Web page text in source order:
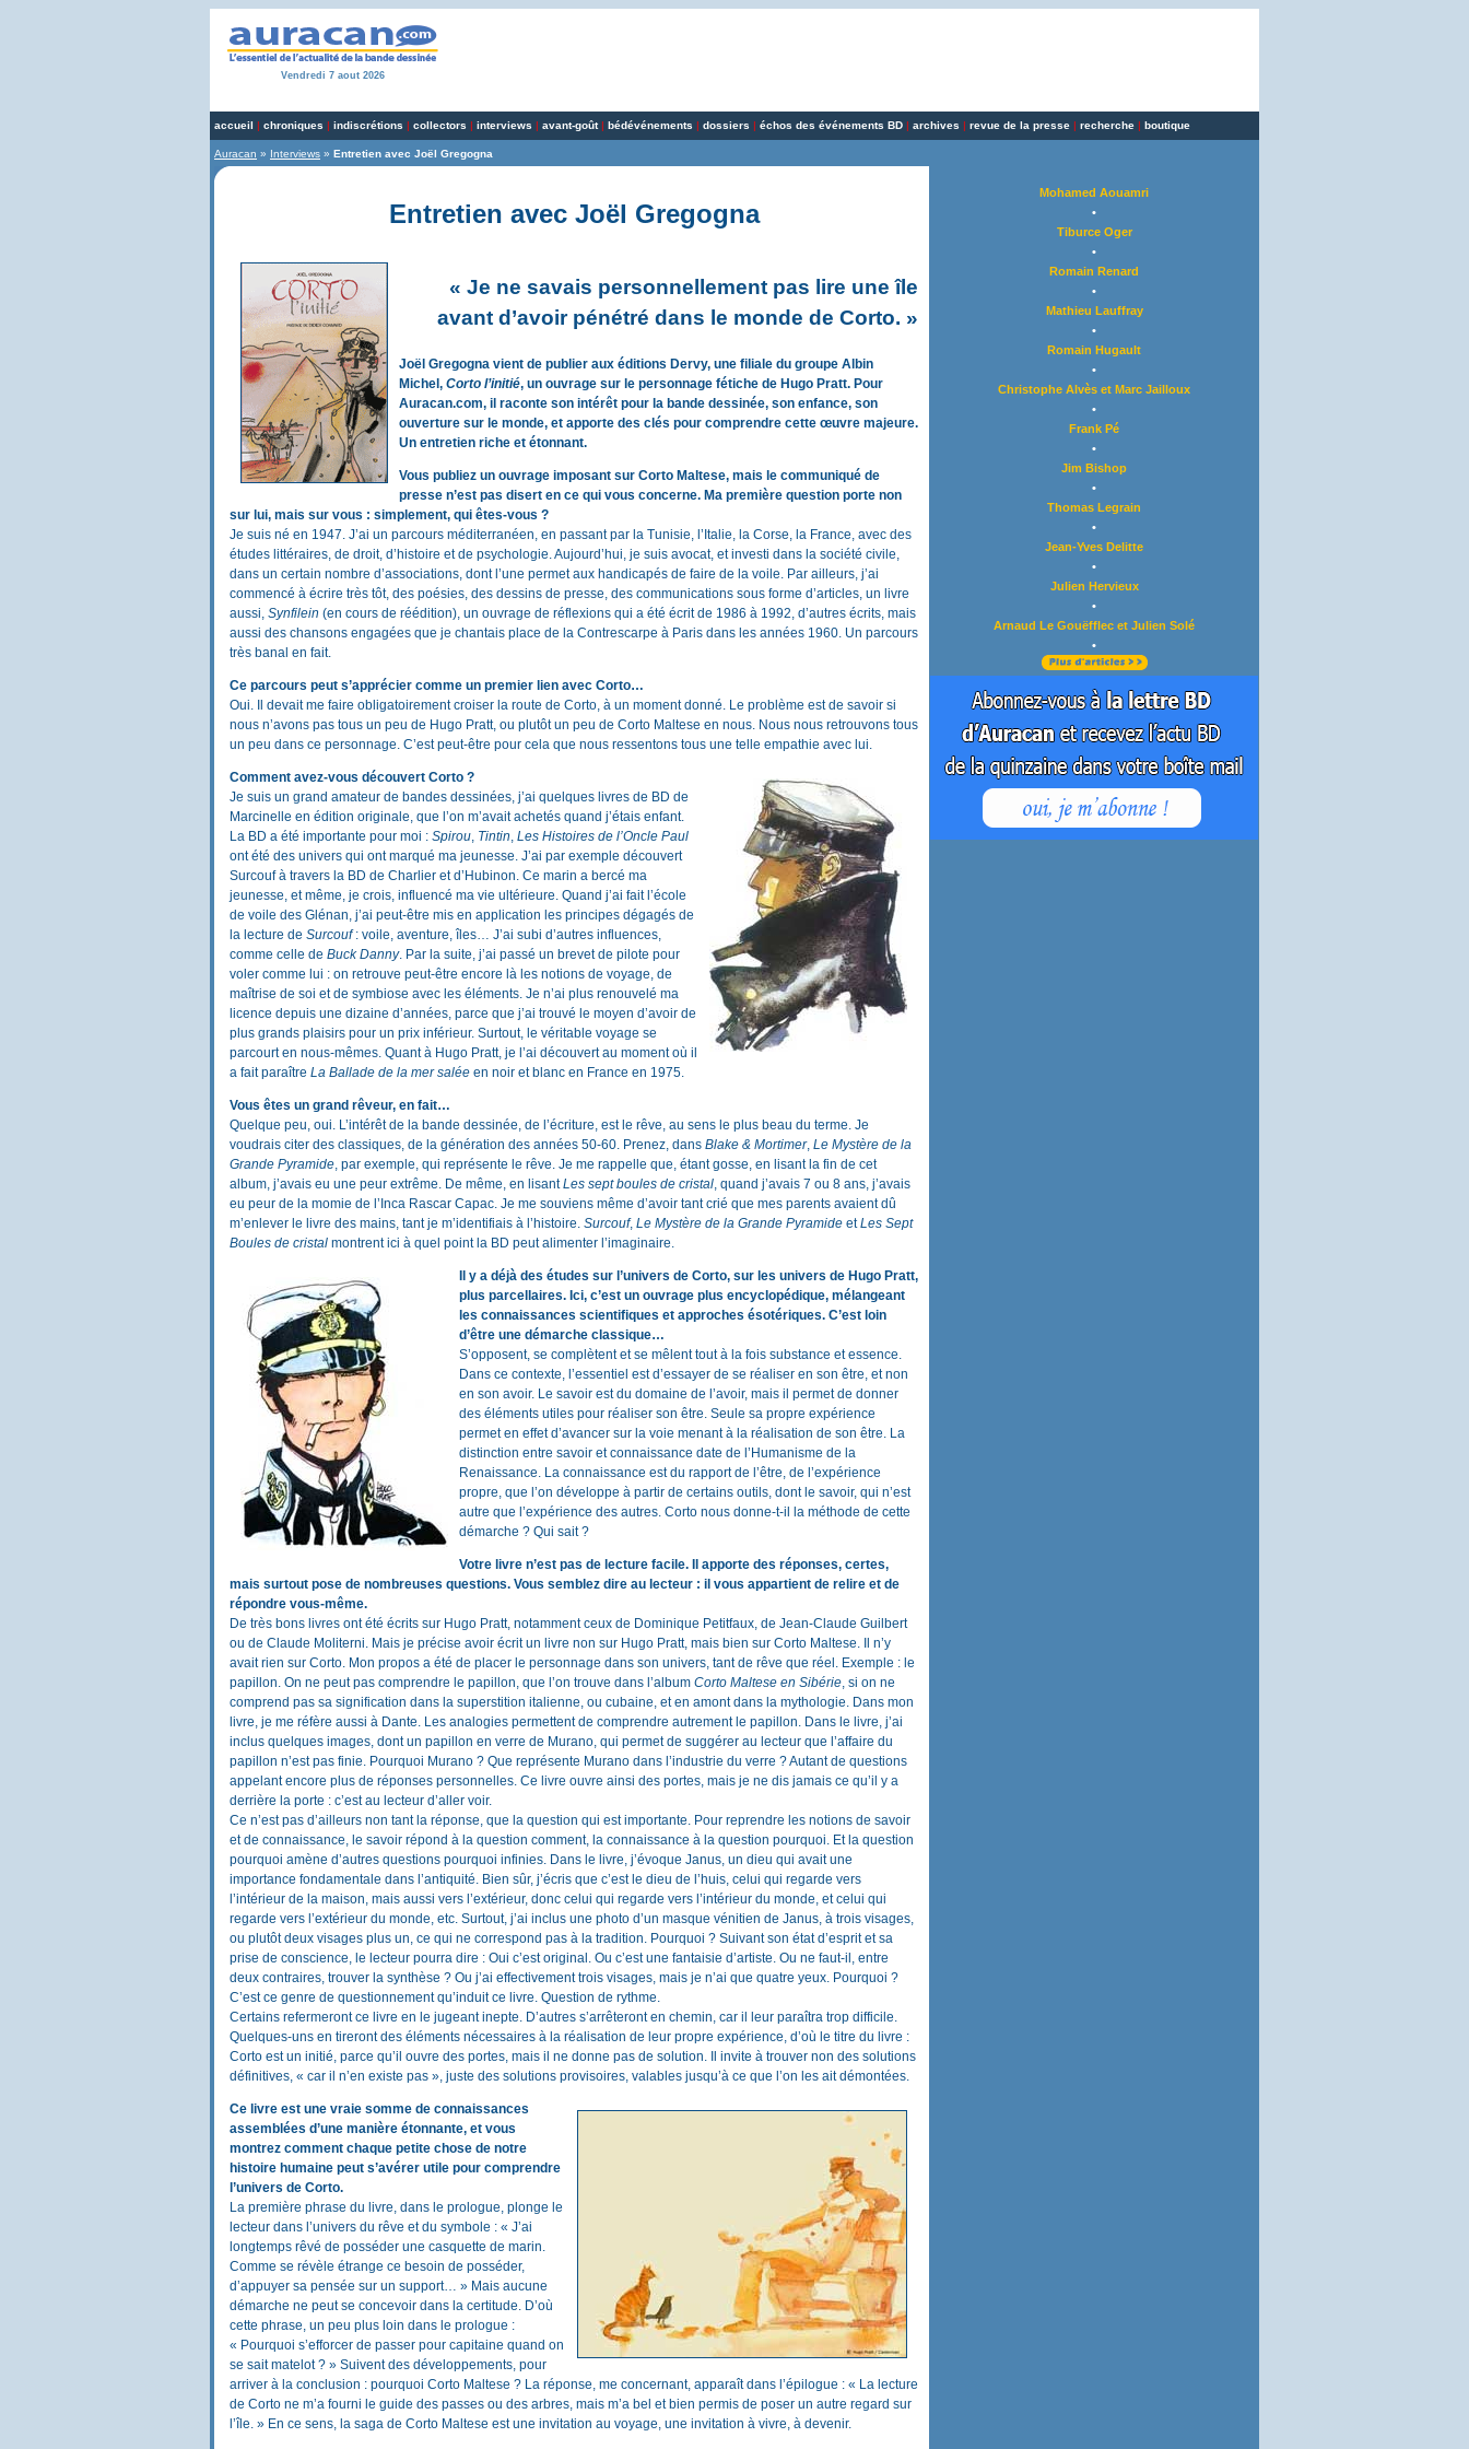
Vendredi 7 aout 2026
accueil | chroniques | indiscrétions | collectors | interviews | avant-goût| bédévénements | dossiers | échos des événements BD | archives | revue de la presse | recherche | boutique
Auracan » Interviews » Entretien avec Joël Gregogna
Entretien avec Joël Gregogna
« Je ne savais personnellement pas lire une île
avant d’avoir pénétré dans le monde de Corto. »
Joël Gregogna vient de publier aux éditions Dervy, une filiale du groupe Albin
Michel, Corto l’initié, un ouvrage sur le personnage fétiche de Hugo Pratt. Pour
Auracan.com, il raconte son intérêt pour la bande dessinée, son enfance, son
ouverture sur le monde, et apporte des clés pour comprendre cette œuvre majeure.
Un entretien riche et étonnant.
Vous publiez un ouvrage imposant sur Corto Maltese, mais le communiqué de
presse n’est pas disert en ce qui vous concerne. Ma première question porte non
sur lui, mais sur vous : simplement, qui êtes-vous ?
Je suis né en 1947. J’ai un parcours méditerranéen, en passant par la Tunisie, l’Italie, la Corse, la France, avec des
études littéraires, de droit, d’histoire et de psychologie. Aujourd’hui, je suis avocat, et investi dans la société civile,
dans un certain nombre d’associations, dont l’une permet aux handicapés de faire de la voile. Par ailleurs, j’ai
commencé à écrire très tôt, des poésies, des dessins de presse, des communications sous forme d’articles, un livre
aussi, Synfilein (en cours de réédition), un ouvrage de réflexions qui a été écrit de 1986 à 1992, d’autres écrits, mais
aussi des chansons engagées que je chantais place de la Contrescarpe à Paris dans les années 1960. Un parcours
très banal en fait.
Ce parcours peut s’apprécier comme un premier lien avec Corto…
Oui. Il devait me faire obligatoirement croiser la route de Corto, à un moment donné. Le problème est de savoir si
nous n’avons pas tous un peu de Hugo Pratt, ou plutôt un peu de Corto Maltese en nous. Nous nous retrouvons tous
un peu dans ce personnage. C’est peut-être pour cela que nous ressentons tous une telle empathie avec lui.
Comment avez-vous découvert Corto ?
Je suis un grand amateur de bandes dessinées, j’ai quelques livres de BD de
Marcinelle en édition originale, que l’on m’avait achetés quand j’étais enfant.
La BD a été importante pour moi : Spirou, Tintin, Les Histoires de l’Oncle Paul
ont été des univers qui ont marqué ma jeunesse. J’ai par exemple découvert
Surcouf à travers la BD de Charlier et d’Hubinon. Ce marin a bercé ma
jeunesse, et même, je crois, influencé ma vie ultérieure. Quand j’ai fait l’école
de voile des Glénan, j’ai peut-être mis en application les principes dégagés de
la lecture de Surcouf: voile, aventure, îles… J’ai subi d’autres influences,
comme celle de Buck Danny. Par la suite, j’ai passé un brevet de pilote pour
voler comme lui : on retrouve peut-être encore là les notions de voyage, de
maîtrise de soi et de symbiose avec les éléments. Je n’ai plus renouvelé ma
licence depuis une dizaine d’années, parce que j’ai trouvé le moyen d’avoir de
plus grands plaisirs pour un prix inférieur. Surtout, le véritable voyage se
parcourt en nous-mêmes. Quant à Hugo Pratt, je l’ai découvert au moment où il
a fait paraître La Ballade de la mer salée en noir et blanc en France en 1975.
Vous êtes un grand rêveur, en fait…
Quelque peu, oui. L’intérêt de la bande dessinée, de l’écriture, est le rêve, au sens le plus beau du terme. Je
voudrais citer des classiques, de la génération des années 50-60. Prenez, dans Blake & Mortimer, Le Mystère de la
Grande Pyramide, par exemple, qui représente le rêve. Je me rappelle que, étant gosse, en lisant la fin de cet
album, j’avais eu une peur extrême. De même, en lisantLes sept boules de cristal, quand j’avais 7 ou 8 ans, j’avais
eu peur de la momie de l’Inca Rascar Capac. Je me souviens même d’avoir tant crié que mes parents avaient dû
m’enlever le livre des mains, tant je m’identifiais à l’histoire. Surcouf, Le Mystère de la Grande Pyramide etLes Sept
Boules de cristal montrent ici à quel point la BD peut alimenter l’imaginaire.
Il y a déjà des études sur l’univers de Corto, sur les univers de Hugo Pratt,
plus parcellaires. Ici, c’est un ouvrage plus encyclopédique, mélangeant
les connaissances scientifiques et approches ésotériques. C’est loin
d’être une démarche classique…
S’opposent, se complètent et se mêlent tout à la fois substance et essence.
Dans ce contexte, l’essentiel est d’essayer de se réaliser en son être, et non
en son avoir. Le savoir est du domaine de l’avoir, mais il permet de donner
des éléments utiles pour réaliser son être. Seule sa propre expérience
permet en effet d’avancer sur la voie menant à la réalisation de son être. La
distinction entre savoir et connaissance date de l’Humanisme de la
Renaissance. La connaissance est du rapport de l’être, de l’expérience
propre, que l’on développe à partir de certains outils, dont le savoir, qui n’est
autre que l’expérience des autres. Corto nous donne-t-il la méthode de cette
démarche ? Qui sait ?
Votre livre n’est pas de lecture facile. Il apporte des réponses, certes,
mais surtout pose de nombreuses questions. Vous semblez dire au lecteur : il vous appartient de relire et de
répondre vous-même.
De très bons livres ont été écrits sur Hugo Pratt, notamment ceux de Dominique Petitfaux, de Jean-Claude Guilbert
ou de Claude Moliterni. Mais je précise avoir écrit un livre non sur Hugo Pratt, mais bien sur Corto Maltese. Il n’y
avait rien sur Corto. Mon propos a été de placer le personnage dans son univers, tant de rêve que réel. Exemple : le
papillon. On ne peut pas comprendre le papillon, que l’on trouve dans l’album Corto Maltese en Sibérie, si on ne
comprend pas sa signification dans la superstition italienne, ou cubaine, et en amont dans la mythologie. Dans mon
livre, je me réfère aussi à Dante. Les analogies permettent de comprendre autrement le papillon. Dans le livre, j’ai
inclus quelques images, dont un papillon en verre de Murano, qui permet de suggérer au lecteur que l’affaire du
papillon n’est pas finie. Pourquoi Murano ? Que représente Murano dans l’industrie du verre ? Autant de questions
appelant encore plus de réponses personnelles. Ce livre ouvre ainsi des portes, mais je ne dis jamais ce qu’il y a
derrière la porte : c’est au lecteur d’aller voir.
Ce n’est pas d’ailleurs non tant la réponse, que la question qui est importante. Pour reprendre les notions de savoir
et de connaissance, le savoir répond à la question comment, la connaissance à la question pourquoi. Et la question
pourquoi amène d’autres questions pourquoi infinies. Dans le livre, j’évoque Janus, un dieu qui avait une
importance fondamentale dans l’antiquité. Bien sûr, j’écris que c’est le dieu de l’huis, celui qui regarde vers
l’intérieur de la maison, mais aussi vers l’extérieur, donc celui qui regarde vers l’intérieur du monde, et celui qui
regarde vers l’extérieur du monde, etc. Surtout, j’ai inclus une photo d’un masque vénitien de Janus, à trois visages,
ou plutôt deux visages plus un, ce qui ne correspond pas à la tradition. Pourquoi ? Suivant son état d’esprit et sa
prise de conscience, le lecteur pourra dire : Oui c’est original. Ou c’est une fantaisie d’artiste. Ou ne faut-il, entre
deux contraires, trouver la synthèse ? Ou j’ai effectivement trois visages, mais je n’ai que quatre yeux. Pourquoi ?
C’est ce genre de questionnement qu’induit ce livre. Question de rythme.
Certains refermeront ce livre en le jugeant inepte. D’autres s’arrêteront en chemin, car il leur paraîtra trop difficile.
Quelques-uns en tireront des éléments nécessaires à la réalisation de leur propre expérience, d’où le titre du livre :
Corto est un initié, parce qu’il ouvre des portes, mais il ne donne pas de solution. Il invite à trouver non des solutions
définitives, « car il n’en existe pas », juste des solutions provisoires, valables jusqu’à ce que l’on les ait démontées.
Ce livre est une vraie somme de connaissances
assemblées d’une manière étonnante, et vous
montrez comment chaque petite chose de notre
histoire humaine peut s’avérer utile pour comprendre
l’univers de Corto.
La première phrase du livre, dans le prologue, plonge le
lecteur dans l’univers du rêve et du symbole : « J’ai
longtemps rêvé de posséder une casquette de marin.
Comme se révèle étrange ce besoin de posséder,
d’appuyer sa pensée sur un support… » Mais aucune
démarche ne peut se concevoir dans la certitude. D’où
cette phrase, un peu plus loin dans le prologue :
« Pourquoi s’efforcer de passer pour capitaine quand on
se sait matelot ? » Suivent des développements, pour
arriver à la conclusion : pourquoi Corto Maltese ? La réponse, me concernant, apparaît dans l’épilogue : « La lecture
de Corto ne m’a fourni le guide des passes ou des arbres, mais m’a bel et bien permis de poser un autre regard sur
l’île. » En ce sens, la saga de Corto Maltese est une invitation au voyage, une invitation à vivre, à devenir.
Mohamed Aouamri
•
Tiburce Oger
•
Romain Renard
•
Mathieu Lauffray
•
Romain Hugault
•
Christophe Alvès et Marc Jailloux
•
Frank Pé
•
Jim Bishop
•
Thomas Legrain
•
Jean-Yves Delitte
•
Julien Hervieux
•
Arnaud Le Gouëfflec et Julien Solé
•